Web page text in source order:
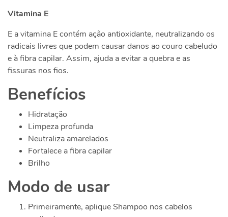
Vitamina E
E a vitamina E contém ação antioxidante, neutralizando os
radicais livres que podem causar danos ao couro cabeludo
e à fibra capilar. Assim, ajuda a evitar a quebra e as
fissuras nos fios.
Benefícios
Hidratação
Limpeza profunda
Neutraliza amarelados
Fortalece a fibra capilar
Brilho
Modo de usar
Primeiramente, aplique Shampoo nos cabelos